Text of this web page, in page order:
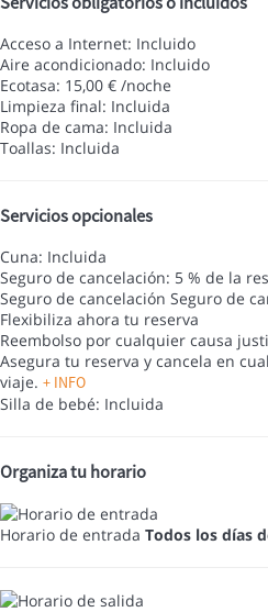
Acceso a Internet: Incluido
Aire acondicionado: Incluido
Ecotasa: 15,00 € /noche
Limpieza final: Incluida
Ropa de cama: Incluida
Toallas: Incluida
Servicios opcionales
Cuna: Incluida
Seguro de cancelación: 5 % de la
Seguro de cancelación Seguro de
Flexibiliza ahora tu reserva
Reembolso por cualquier causa
Asegura tu reserva y cancela en
viaje. + INFO
Silla de bebé: Incluida
Organiza tu horario
Horario de entrada Todos los días